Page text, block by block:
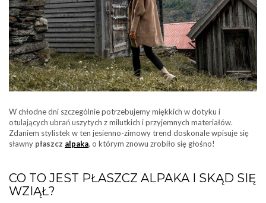
W chłodne dni szczególnie potrzebujemy miękkich w dotyku i
otulających ubrań uszytych z milutkich i przyjemnych materiałów.
Zdaniem stylistek w ten jesienno-zimowy trend doskonale wpisuje się
sławny płaszcz alpaka, o którym znowu zrobiło się głośno!
CO TO JEST PŁASZCZ ALPAKA I SKĄD SIĘ
WZIĄŁ?